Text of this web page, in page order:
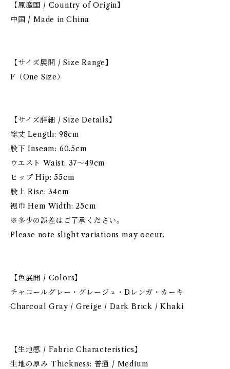
【原産国 / Country of Origin】
中国 / Made in China
【サイズ展開 / Size Range】
F（One Size）
【サイズ詳細 / Size Details】
総丈 Length: 98cm
股下 Inseam: 60.5cm
ウエスト Waist: 37〜49cm
ヒップ Hip: 55cm
股上 Rise: 34cm
裾巾 Hem Width: 25cm
※多少の誤差はご了承ください。
Please note slight variations may occur.
【色展開 / Colors】
チャコールグレー・グレージュ・Dレンガ・カーキ
Charcoal Gray / Greige / Dark Brick / Khaki
【生地感 / Fabric Characteristics】
生地の厚み Thickness: 普通 / Medium